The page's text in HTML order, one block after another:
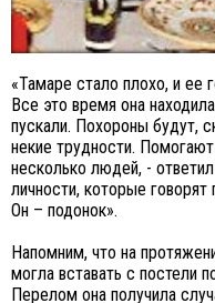
«Тамаре стало плохо, и ее
Все это время она
пускали. Похороны будут,
некие трудности.
несколько людей, -
личности, которые
Он – подонок».
Напомним, что на
могла вставать с постели
Перелом она получила